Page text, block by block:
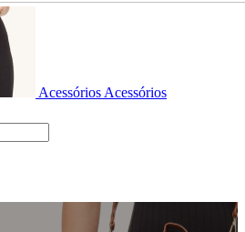
Acessórios Acessórios